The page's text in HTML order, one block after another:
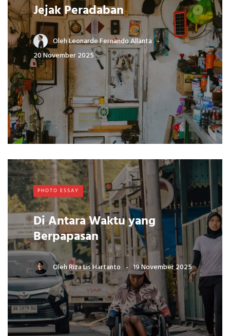
Jejak Peradaban
OlehLeonarde Fernando Allanta
20 November 2025
PHOTO ESSAY
Di Antara Waktu yang
Berpapasan
OlehRiza Lis Hartanto 19 November 2025